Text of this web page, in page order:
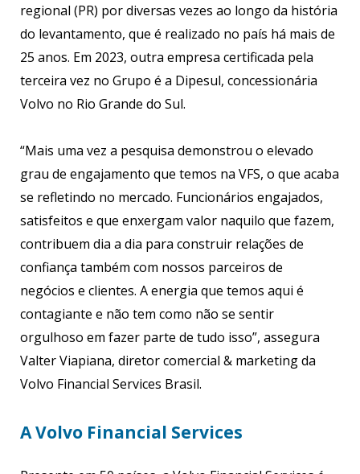
regional (PR) por diversas vezes ao longo da história
do levantamento, que é realizado no país há mais de
25 anos. Em 2023, outra empresa certificada pela
terceira vez no Grupo é a Dipesul, concessionária
Volvo no Rio Grande do Sul.
“Mais uma vez a pesquisa demonstrou o elevado
grau de engajamento que temos na VFS, o que acaba
se refletindo no mercado. Funcionários engajados,
satisfeitos e que enxergam valor naquilo que fazem,
contribuem dia a dia para construir relações de
confiança também com nossos parceiros de
negócios e clientes. A energia que temos aqui é
contagiante e não tem como não se sentir
orgulhoso em fazer parte de tudo isso”, assegura
Valter Viapiana, diretor comercial & marketing da
Volvo Financial Services Brasil.
A Volvo Financial Services